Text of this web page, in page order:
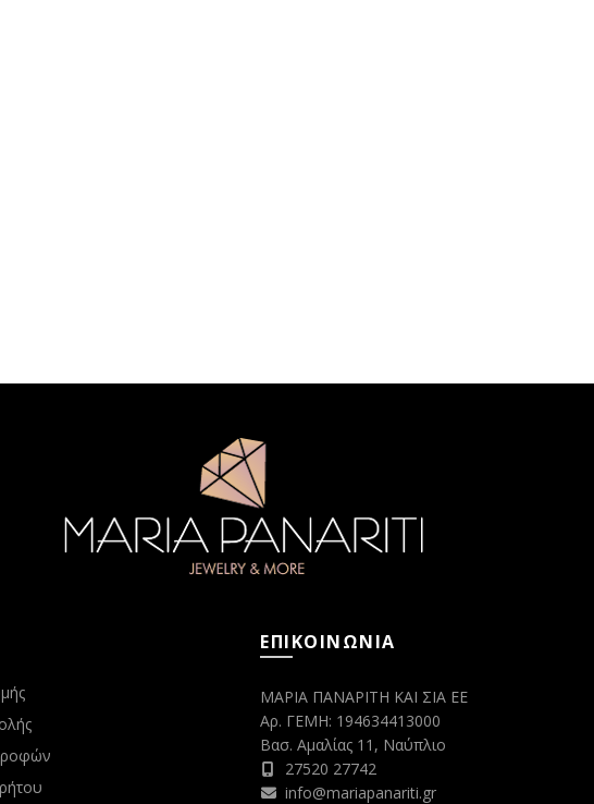
ΕΠΙΚΟΙΝΩΝΙΑ
ΜΑΡΙΑ ΠΑΝΑΡΙΤΗ ΚΑΙ ΣΙΑ ΕΕ
Αρ. ΓΕΜΗ: 194634413000
Βασ. Αμαλίας 11, Ναύπλιο
27520 27742
info@mariapanariti.gr